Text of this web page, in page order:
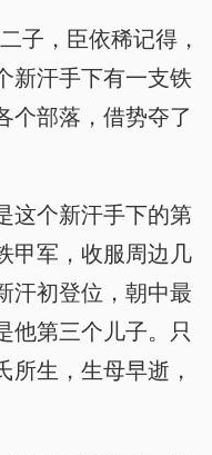
子，臣依稀记得，
新汗手下有一支铁
个部落，借势夺了
这个新汗手下的第
甲军，收服周边几
汗初登位，朝中最
他第三个儿子。只
所生，生母早逝，